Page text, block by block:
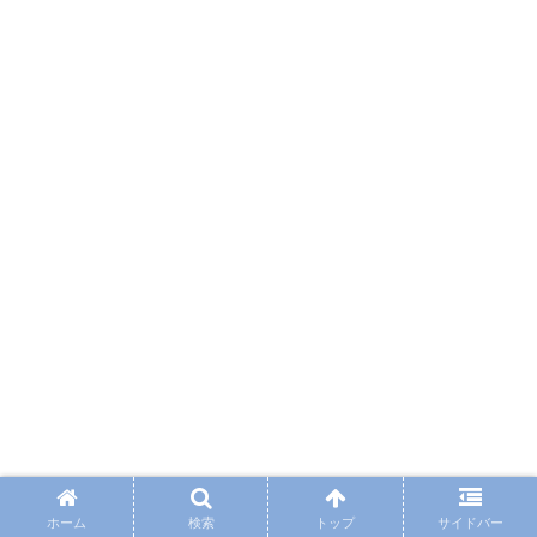
ホーム 検索 トップ サイドバー